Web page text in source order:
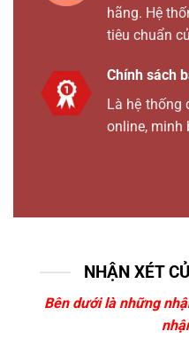
hãng. Hệ
tiêu chuẩn
Chính sách
Là hệ thống
online, minh
NHẬN XÉT
Bên dưới là những